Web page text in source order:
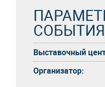
СОБЫТИЯ
Выставочный
Организатор: